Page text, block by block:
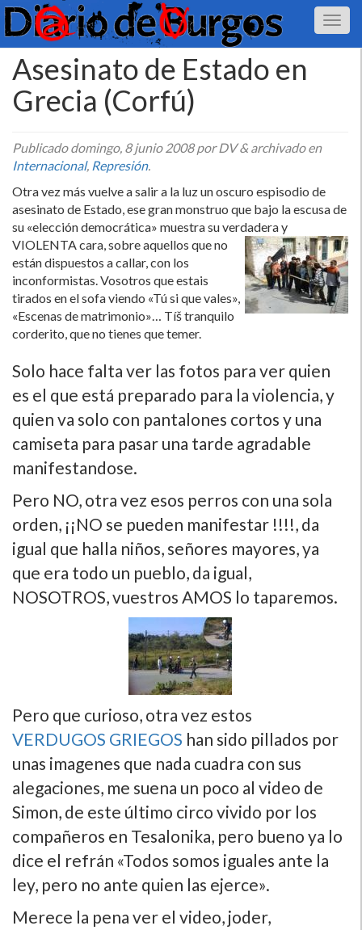
Asesinato de Estado en
Grecia (Corfú)
Publicadodomingo, 8 junio 2008por DV&archivado en
Internacional, Represión.
Otra vez más vuelve a salir a la luz un oscuro espisodio de
asesinato de Estado, ese gran monstruo que bajo la escusa de
su «elección democrática» muestra su verdadera y
VIOLENTA cara, sobre aquellos que no
están dispuestos a callar, con los
inconformistas. Vosotros que estais
tirados en el sofa viendo «Tú si que vales»,
«Escenas de matrimonio»… Tíš tranquilo
corderito, que no tienes que temer.
Solo hace falta ver las fotos para ver quien
es el que está preparado para la violencia, y
quien va solo con pantalones cortos y una
camiseta para pasar una tarde agradable
manifestandose.
Pero NO, otra vez esos perros con una sola
orden, ¡¡NO se pueden manifestar !!!!, da
igual que halla niños, señores mayores, ya
que era todo un pueblo, da igual,
NOSOTROS, vuestros AMOS lo taparemos.
Pero que curioso, otra vez estos
VERDUGOS GRIEGOS han sido pillados por
unas imagenes que nada cuadra con sus
alegaciones, me suena un poco al video de
Simon, de este último circo vivido por los
compañeros en Tesalonika, pero bueno ya lo
dice el refrán «Todos somos iguales ante la
ley, pero no ante quien las ejerce».
Merece la pena ver el video, joder,